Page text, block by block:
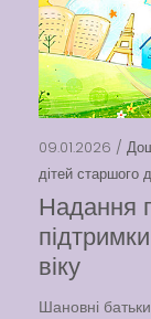
09.01.2026 /
дітей старшого
Надання
віку
Шановні